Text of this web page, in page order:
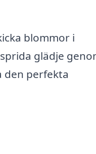
blommor i
glädje
den perfekta